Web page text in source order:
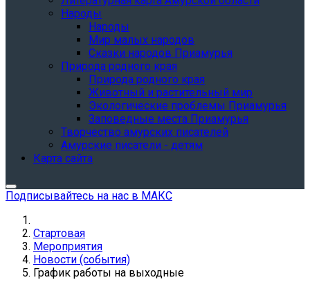
Народы
Народы
Мир малых народов
Сказки народов Приамурья
Природа родного края
Природа родного края
Животный и растительный мир
Экологические проблемы Приамурья
Заповедные места Приамурья
Творчество амурских писателей
Амурские писатели - детям
Карта сайта
Подписывайтесь на нас в МАКС
Стартовая
Мероприятия
Новости (события)
График работы на выходные